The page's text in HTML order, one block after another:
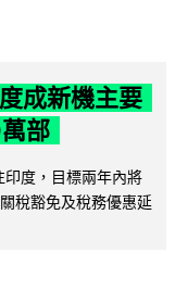
成新機主要
部
度，目標兩年內將
稅豁免及稅務優惠延